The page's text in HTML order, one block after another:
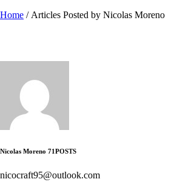
Home / Articles Posted by Nicolas Moreno
Nicolas Moreno 71POSTS
nicocraft95@outlook.com